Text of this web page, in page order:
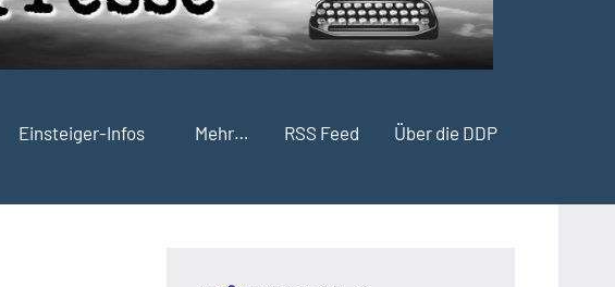
Einsteiger-Infos Mehr… RSS Feed Über die DDP